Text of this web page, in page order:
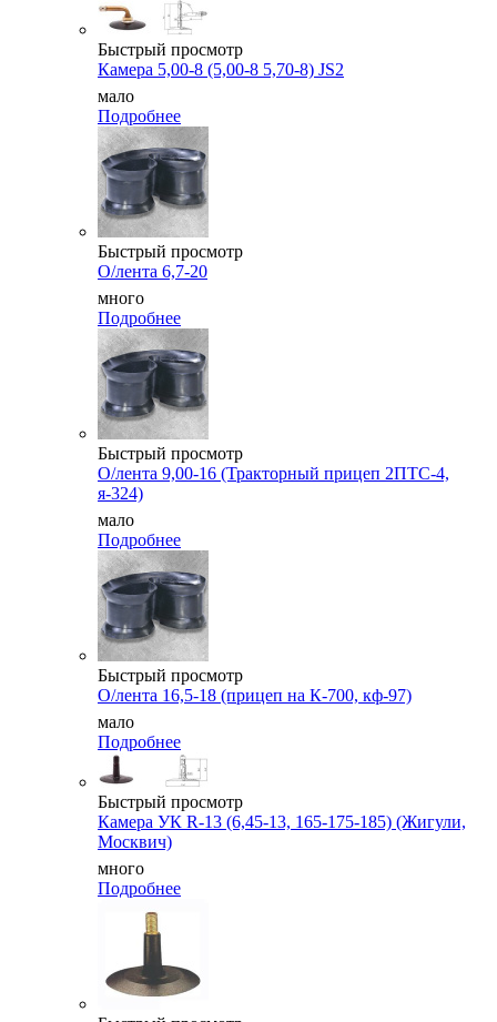
Быстрый просмотр
Камера 5,00-8 (5,00-8 5,70-8) JS2
мало
Подробнее
Быстрый просмотр
О/лента 6,7-20
много
Подробнее
Быстрый просмотр
О/лента 9,00-16 (Тракторный прицеп 2ПТС-4,
я-324)
мало
Подробнее
Быстрый просмотр
О/лента 16,5-18 (прицеп на К-700, кф-97)
мало
Подробнее
Быстрый просмотр
Камера УК R-13 (6,45-13, 165-175-185) (Жигули,
Москвич)
много
Подробнее